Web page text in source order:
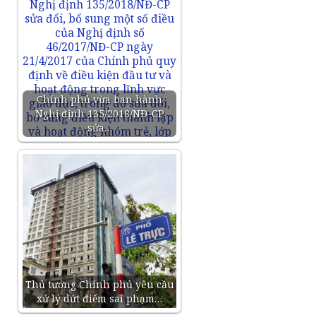
Chính phủ vừa ban hành
Nghị định 135/2018/NĐ-CP
sửa…
Thủ tướng Chính phủ yêu cầu
xử lý dứt điểm sai phạm…